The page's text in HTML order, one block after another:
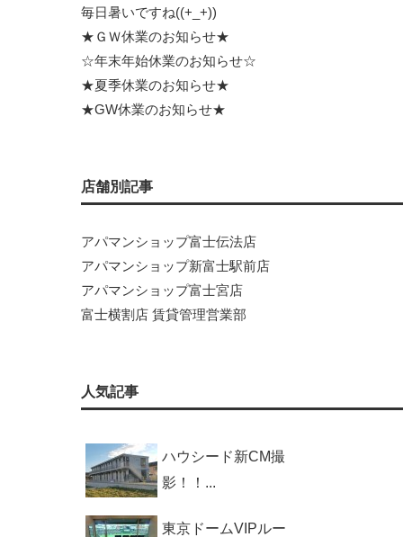
毎日暑いですね((+_+))
★ＧＷ休業のお知らせ★
☆年末年始休業のお知らせ☆
★夏季休業のお知らせ★
★GW休業のお知らせ★
店舗別記事
アパマンショップ富士伝法店
アパマンショップ新富士駅前店
アパマンショップ富士宮店
富士横割店 賃貸管理営業部
人気記事
ハウシード新CM撮
影！！...
東京ドームVIPルー